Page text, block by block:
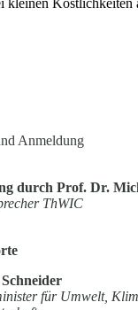
Anmeldung
durch Prof. Dr.
ThWIC
für Umwelt,